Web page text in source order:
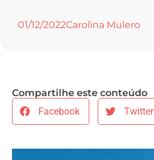
01/12/2022Carolina Mulero
Compartilhe este conteúdo
Facebook
Twitter